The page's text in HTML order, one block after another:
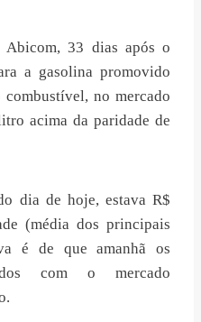
Abicom, 33 dias após o
a gasolina promovido
no mercado
acima da paridade de
dia de hoje, estava R$
(média dos principais
é de que amanhã os
com o mercado